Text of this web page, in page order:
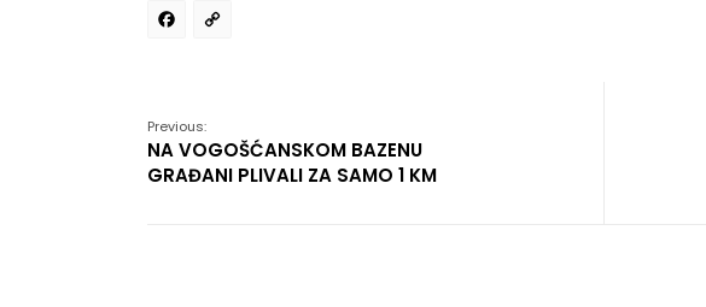
Facebook
Previous:
NA VOGOŠĆANSKOM BAZENU
GRAĐANI PLIVALI ZA SAMO 1 KM